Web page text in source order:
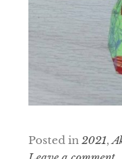
Posted in 2021,